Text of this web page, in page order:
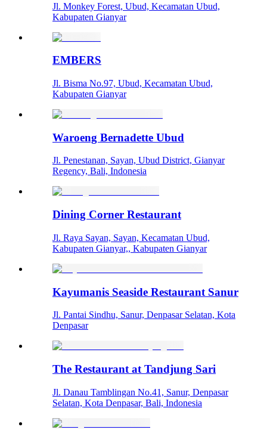
Jl. Monkey Forest, Ubud, Kecamatan Ubud,
Kabupaten Gianyar
EMBERS
Jl. Bisma No.97, Ubud, Kecamatan Ubud,
Kabupaten Gianyar
Waroeng Bernadette Ubud
Jl. Penestanan, Sayan, Ubud District, Gianyar
Regency, Bali, Indonesia
Dining Corner Restaurant
Jl. Raya Sayan, Sayan, Kecamatan Ubud,
Kabupaten Gianyar,, Kabupaten Gianyar
Kayumanis Seaside Restaurant Sanur
Jl. Pantai Sindhu, Sanur, Denpasar Selatan, Kota
Denpasar
The Restaurant at Tandjung Sari
Jl. Danau Tamblingan No.41, Sanur, Denpasar
Selatan, Kota Denpasar, Bali, Indonesia